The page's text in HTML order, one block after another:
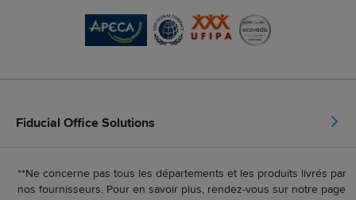
Fiducial Office Solutions
**Ne concerne pas tous les départements et les produits livrés par
nos fournisseurs. Pour en savoir plus, rendez-vous sur notre page